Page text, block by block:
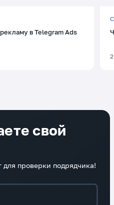
в Telegram Ads
свой
проверки подрядчика!